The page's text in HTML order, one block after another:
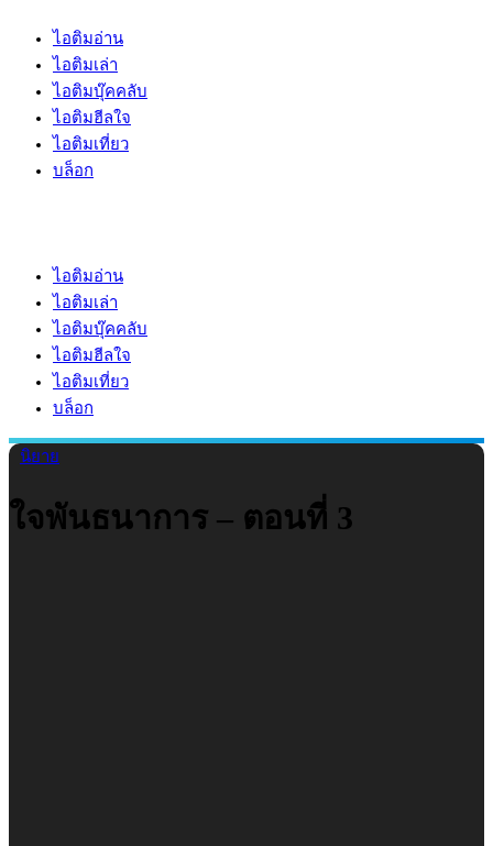
ไอติมอ่าน
ไอติมเล่า
ไอติมบุ๊คคลับ
ไอติมฮีลใจ
ไอติมเที่ยว
บล็อก
ไอติมอ่าน
ไอติมเล่า
ไอติมบุ๊คคลับ
ไอติมฮีลใจ
ไอติมเที่ยว
บล็อก
นิยาย
ใจพันธนาการ – ตอนที่ 3